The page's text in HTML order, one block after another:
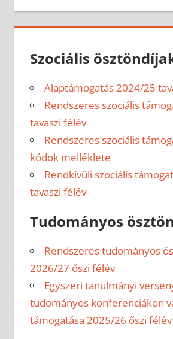
Szociális
Alaptámogatás 2024/25
Rendszeres szociális
tavaszi félév
Rendszeres szociális
kódok melléklete
Rendkívüli szociális
tavaszi félév
Tudományos
Rendszeres tudományos
2026/27 őszi félév
Egyszeri tanulmányi
tudományos konferenciákon
támogatása 2025/26 őszi félév